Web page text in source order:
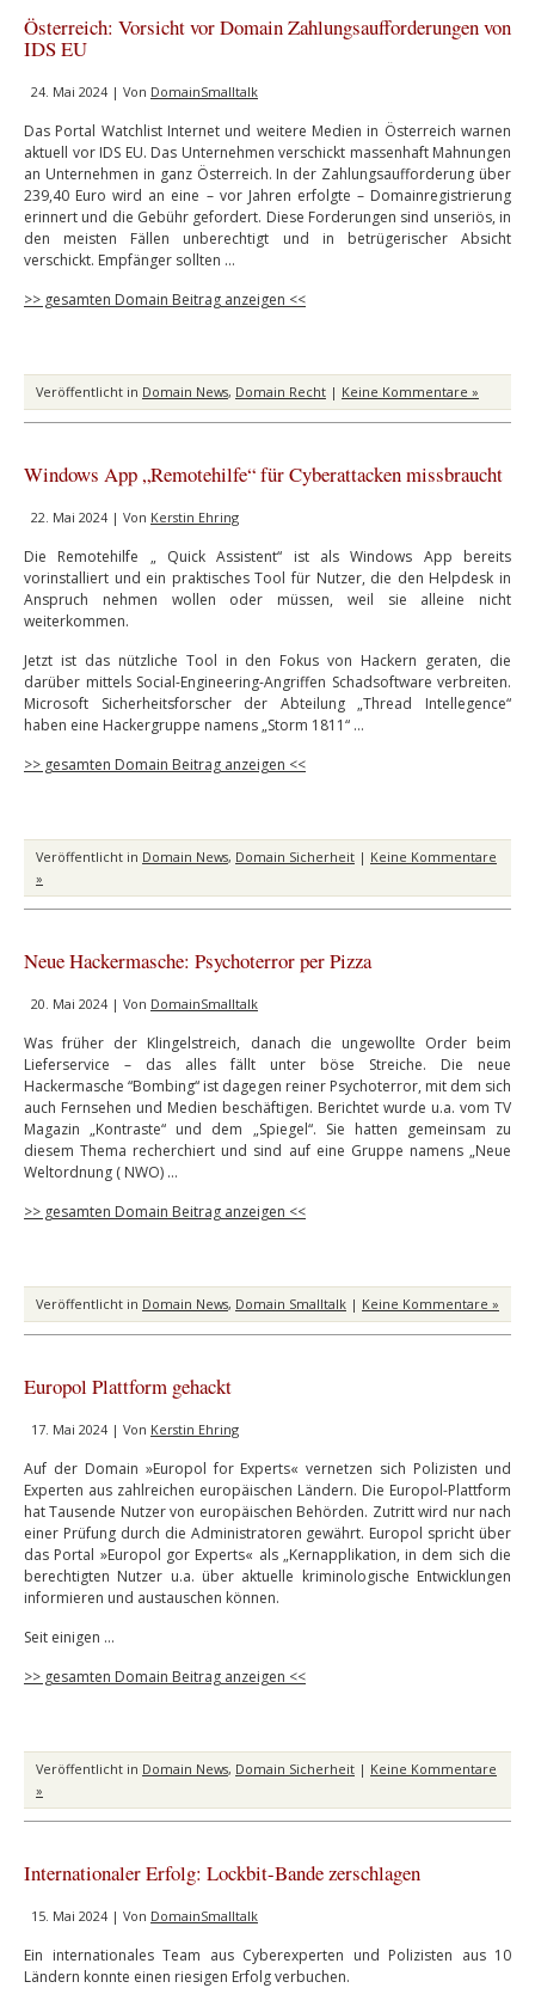
Österreich: Vorsicht vor Domain Zahlungsaufforderungen von
IDS EU
24. Mai 2024 | Von DomainSmalltalk
Das Portal Watchlist Internet und weitere Medien in Österreich warnen
aktuell vor IDS EU. Das Unternehmen verschickt massenhaft Mahnungen
an Unternehmen in ganz Österreich. In der Zahlungsaufforderung über
239,40 Euro wird an eine – vor Jahren erfolgte – Domainregistrierung
erinnert und die Gebühr gefordert. Diese Forderungen sind unseriös, in
den meisten Fällen unberechtigt und in betrügerischer Absicht
verschickt. Empfänger sollten …
>> gesamten Domain Beitrag anzeigen <<
Veröffentlicht in Domain News, Domain Recht | Keine Kommentare »
Windows App „Remotehilfe“ für Cyberattacken missbraucht
22. Mai 2024 | Von Kerstin Ehring
Die Remotehilfe „ Quick Assistent“ ist als Windows App bereits
vorinstalliert und ein praktisches Tool für Nutzer, die den Helpdesk in
Anspruch nehmen wollen oder müssen, weil sie alleine nicht
weiterkommen.
Jetzt ist das nützliche Tool in den Fokus von Hackern geraten, die
darüber mittels Social-Engineering-Angriffen Schadsoftware verbreiten.
Microsoft Sicherheitsforscher der Abteilung „Thread Intellegence“
haben eine Hackergruppe namens „Storm 1811“ …
>> gesamten Domain Beitrag anzeigen <<
Veröffentlicht in Domain News, Domain Sicherheit | Keine Kommentare
»
Neue Hackermasche: Psychoterror per Pizza
20. Mai 2024 | Von DomainSmalltalk
Was früher der Klingelstreich, danach die ungewollte Order beim
Lieferservice – das alles fällt unter böse Streiche. Die neue
Hackermasche “Bombing“ ist dagegen reiner Psychoterror, mit dem sich
auch Fernsehen und Medien beschäftigen. Berichtet wurde u.a. vom TV
Magazin „Kontraste“ und dem „Spiegel“. Sie hatten gemeinsam zu
diesem Thema recherchiert und sind auf eine Gruppe namens „Neue
Weltordnung ( NWO) …
>> gesamten Domain Beitrag anzeigen <<
Veröffentlicht in Domain News, Domain Smalltalk | Keine Kommentare »
Europol Plattform gehackt
17. Mai 2024 | Von Kerstin Ehring
Auf der Domain »Europol for Experts« vernetzen sich Polizisten und
Experten aus zahlreichen europäischen Ländern. Die Europol-Plattform
hat Tausende Nutzer von europäischen Behörden. Zutritt wird nur nach
einer Prüfung durch die Administratoren gewährt. Europol spricht über
das Portal »Europol gor Experts« als „Kernapplikation, in dem sich die
berechtigten Nutzer u.a. über aktuelle kriminologische Entwicklungen
informieren und austauschen können.
Seit einigen …
>> gesamten Domain Beitrag anzeigen <<
Veröffentlicht in Domain News, Domain Sicherheit | Keine Kommentare
»
Internationaler Erfolg: Lockbit-Bande zerschlagen
15. Mai 2024 | Von DomainSmalltalk
Ein internationales Team aus Cyberexperten und Polizisten aus 10
Ländern konnte einen riesigen Erfolg verbuchen.